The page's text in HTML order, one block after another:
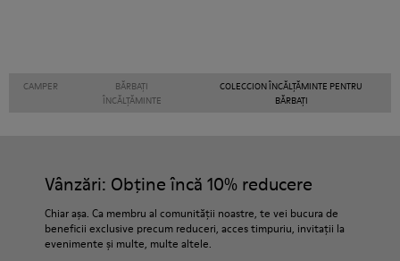
CAMPER
BĂRBAȚI
ÎNCĂLȚĂMINTE
COLECCION ÎNCĂLȚĂMINTE PENTRU
BĂRBAȚI
Vânzări: Obține încă 10% reducere
Chiar așa. Ca membru al comunității noastre, te vei bucura de
beneficii exclusive precum reduceri, acces timpuriu, invitații la
evenimente și multe, multe altele.